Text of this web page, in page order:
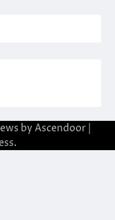
by Ascendoor
.